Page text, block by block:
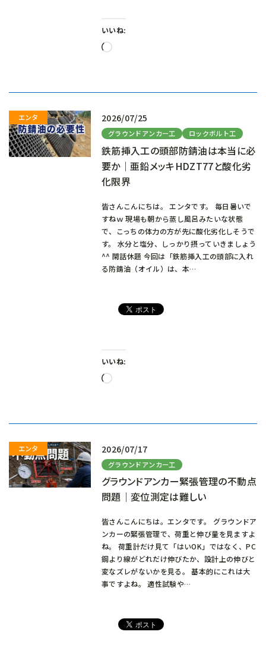
いいね:
読
2026/07/25
グラウンドアンカー工 ロックボルト工
鉄筋挿入工の頭部防錆油は本当に必
要か｜亜鉛メッキHDZT77と酸化劣
化限界
皆さんこんにちは。 エンタです。 毎日暑いで
すねｗ 現場も朝から蒸し風呂みたいな状態
で、こっちの体力の方が先に酸化劣化しそうで
す。 水分と塩分、しっかり摂っていきましょう
^^ 閑話休題 今回は「鉄筋挿入工の頭部に入れ
る防錆油（オイル）は、本…
いいね:
読
2026/07/17
グラウンドアンカー工
グラウンドアンカー緊張管理の不動点
問題｜変位測定は難しい
皆さんこんにちは。エンタです。 グラウンドア
ンカーの緊張管理で、荷重と伸び量を見ますよ
ね。 荷重計だけ見て「はいOK」ではなく、PC
鋼より線がどれだけ伸びたか、設計上の伸びと
変なズレがないかを見る。 基本的にこれは大
事ですよね。 適性試験や…